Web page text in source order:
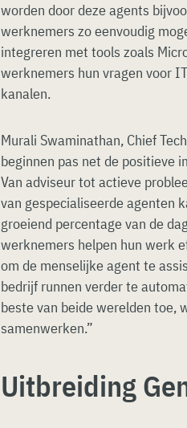
worden door deze agents
werknemers zo eenvoudig
integreren met tools zoals
werknemers hun vragen voor
kanalen.
Murali Swaminathan, Chief
beginnen pas net de positieve
Van adviseur tot actieve
van gespecialiseerde agenten
groeiend percentage van de
werknemers helpen hun werk
om de menselijke agent te
bedrijf runnen verder te
beste van beide werelden toe,
samenwerken.”
Uitbreiding